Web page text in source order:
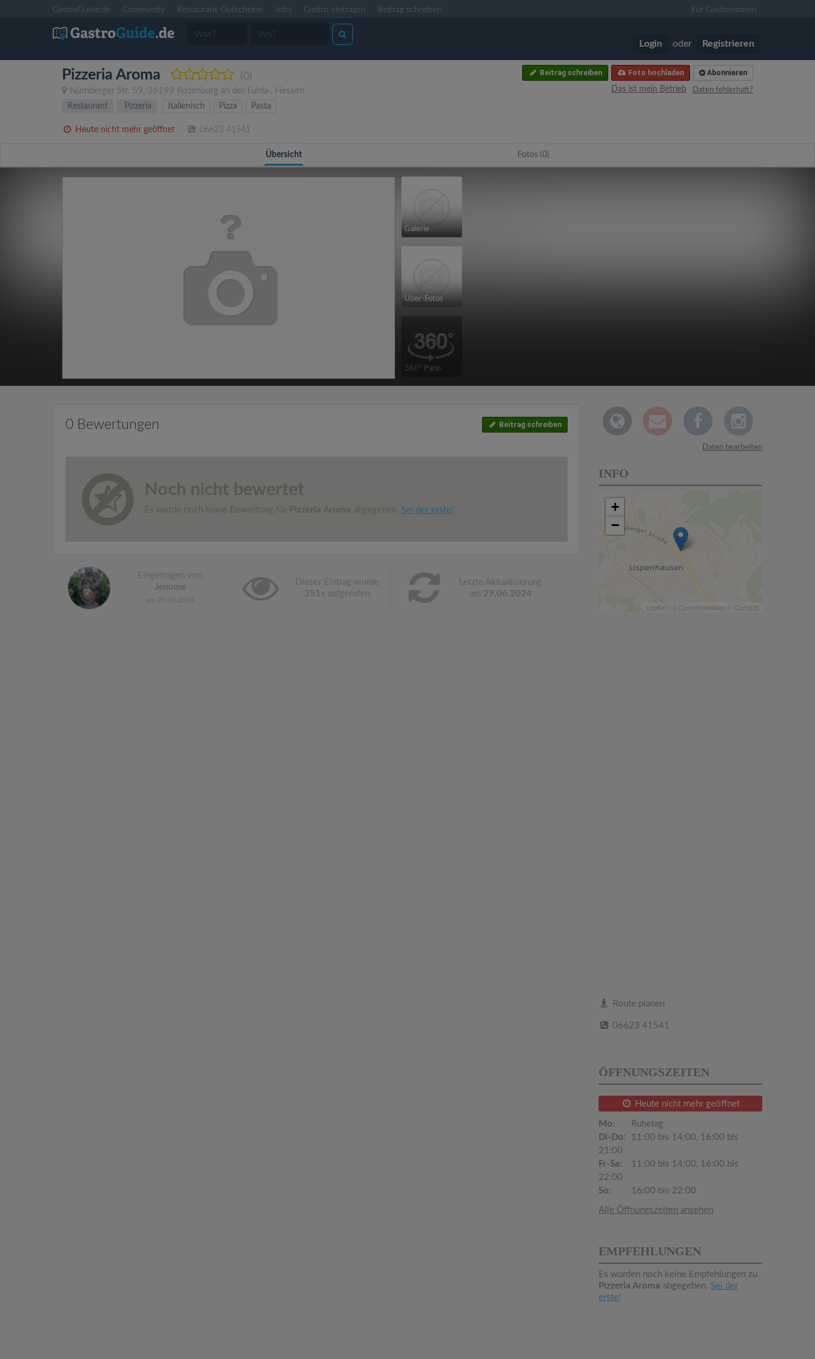
GastroGuide.de Community Restaurant-Gutscheine Jobs Gastro eintragen Beitrag schreiben Für Gastronomen
Login oder Registrieren
Pizzeria Aroma (0)
Nürnberger Str. 59, 36199 Rotenburg an der Fulda , Hessen
Abonnieren
Foto hochladen
Beitrag schreiben
Daten fehlerhaft?
Das ist mein Betrieb
Restaurant
Pizzeria Italienisch Pizza Pasta
Heute nicht mehr geöffnet 06623 41541
Übersicht Fotos (0)
Galerie
User-Fotos
360° Pano
0 Bewertungen Beitrag schreiben
Noch nicht bewertet
Es wurde noch keine Bewertung für Pizzeria Aroma abgegeben. Sei der erste!
Eingetragen von
Jenome
am 29.06.2024
Dieser Eintrag wurde
351 x aufgerufen
Letzte Aktualisierung
am 29.06.2024
Daten bearbeiten
INFO
+
−
Leaflet | © OpenStreetMap © CartoDB
Route planen
06623 41541
ÖFFNUNGSZEITEN
Heute nicht mehr geöffnet
Mo:
Ruhetag
Di-Do:
11:00 bis 14:00, 16:00 bis
21:00
Fr-Sa:
11:00 bis 14:00, 16:00 bis
22:00
So:
16:00 bis 22:00
Alle Öffnungszeiten ansehen
EMPFEHLUNGEN
Es wurden noch keine Empfehlungen zu
Pizzeria Aroma abgegeben. Sei der
erste!